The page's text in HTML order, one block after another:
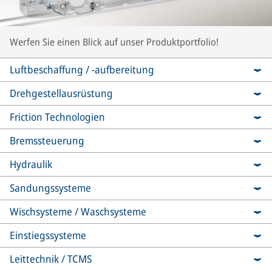
Werfen Sie einen Blick auf unser Produktportfolio!
Luftbeschaffung / -aufbereitung
Drehgestellausrüstung
Friction Technologien
Bremssteuerung
Hydraulik
Sandungssysteme
Wischsysteme / Waschsysteme
Einstiegssysteme
Leittechnik / TCMS